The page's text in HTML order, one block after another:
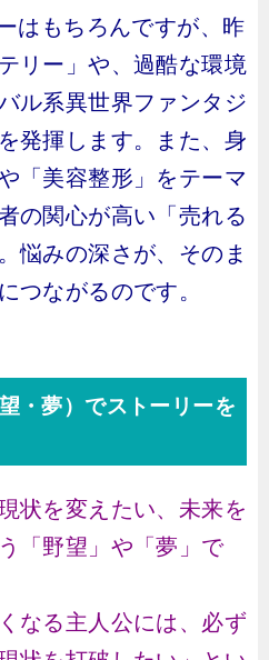
はもちろんですが、昨
リー」や、過酷な環境
ル系異世界ファンタジ
発揮します。また、身
「美容整形」をテーマ
の関心が高い「売れる
悩みの深さが、そのま
つながるのです。
・夢）でストーリーを
状を変えたい、未来を
「野望」や「夢」で
なる主人公には、必ず